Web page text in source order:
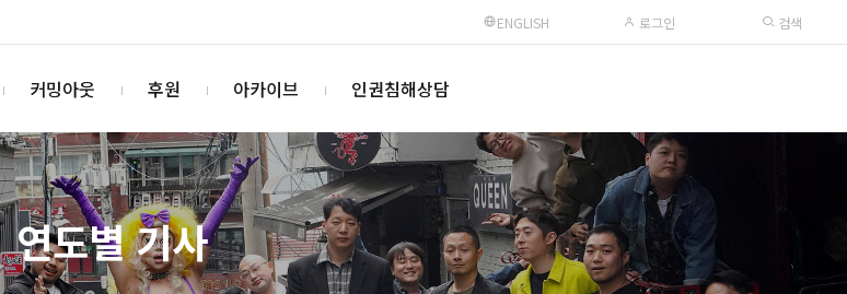
ENGLISH 로그인 검색
커밍아웃 후원 아카이브 인권침해상담
연도별 기사